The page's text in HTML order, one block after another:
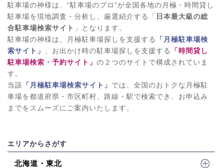
駐車場の神様は、“駐車場のプロ”が全国各地の月極・時間貸し
駐車場を現地調査・分析し、厳選紹介する「 日本最大級の総
合駐車場検索サイト 」となります。
駐車場の神様は、月極駐車場探しを支援する
「月極駐車場検
索サイト」
、お出かけ時の駐車場探しを支援する
「時間貸し
駐車場検索・予約サイト」 の２つのサイトで構成されていま
す。
当該 「月極駐車場検索サイト」 では、全国のおトクな月極駐
車場を都道府県・市区町村、路線・駅で検索でき、お申込み
までをスムーズにご案内いたします。
エリアからさがす
北海道・東北